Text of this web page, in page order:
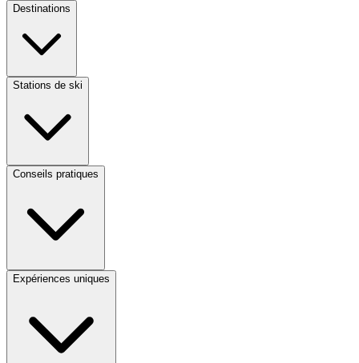
Destinations
Stations de ski
Conseils pratiques
Expériences uniques